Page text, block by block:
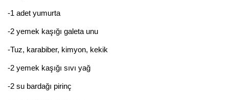
-1 adet yumurta
-2 yemek kaşığı galeta unu
-Tuz, karabiber, kimyon, kekik
-2 yemek kaşığı sıvı yağ
-2 su bardağı pirinç